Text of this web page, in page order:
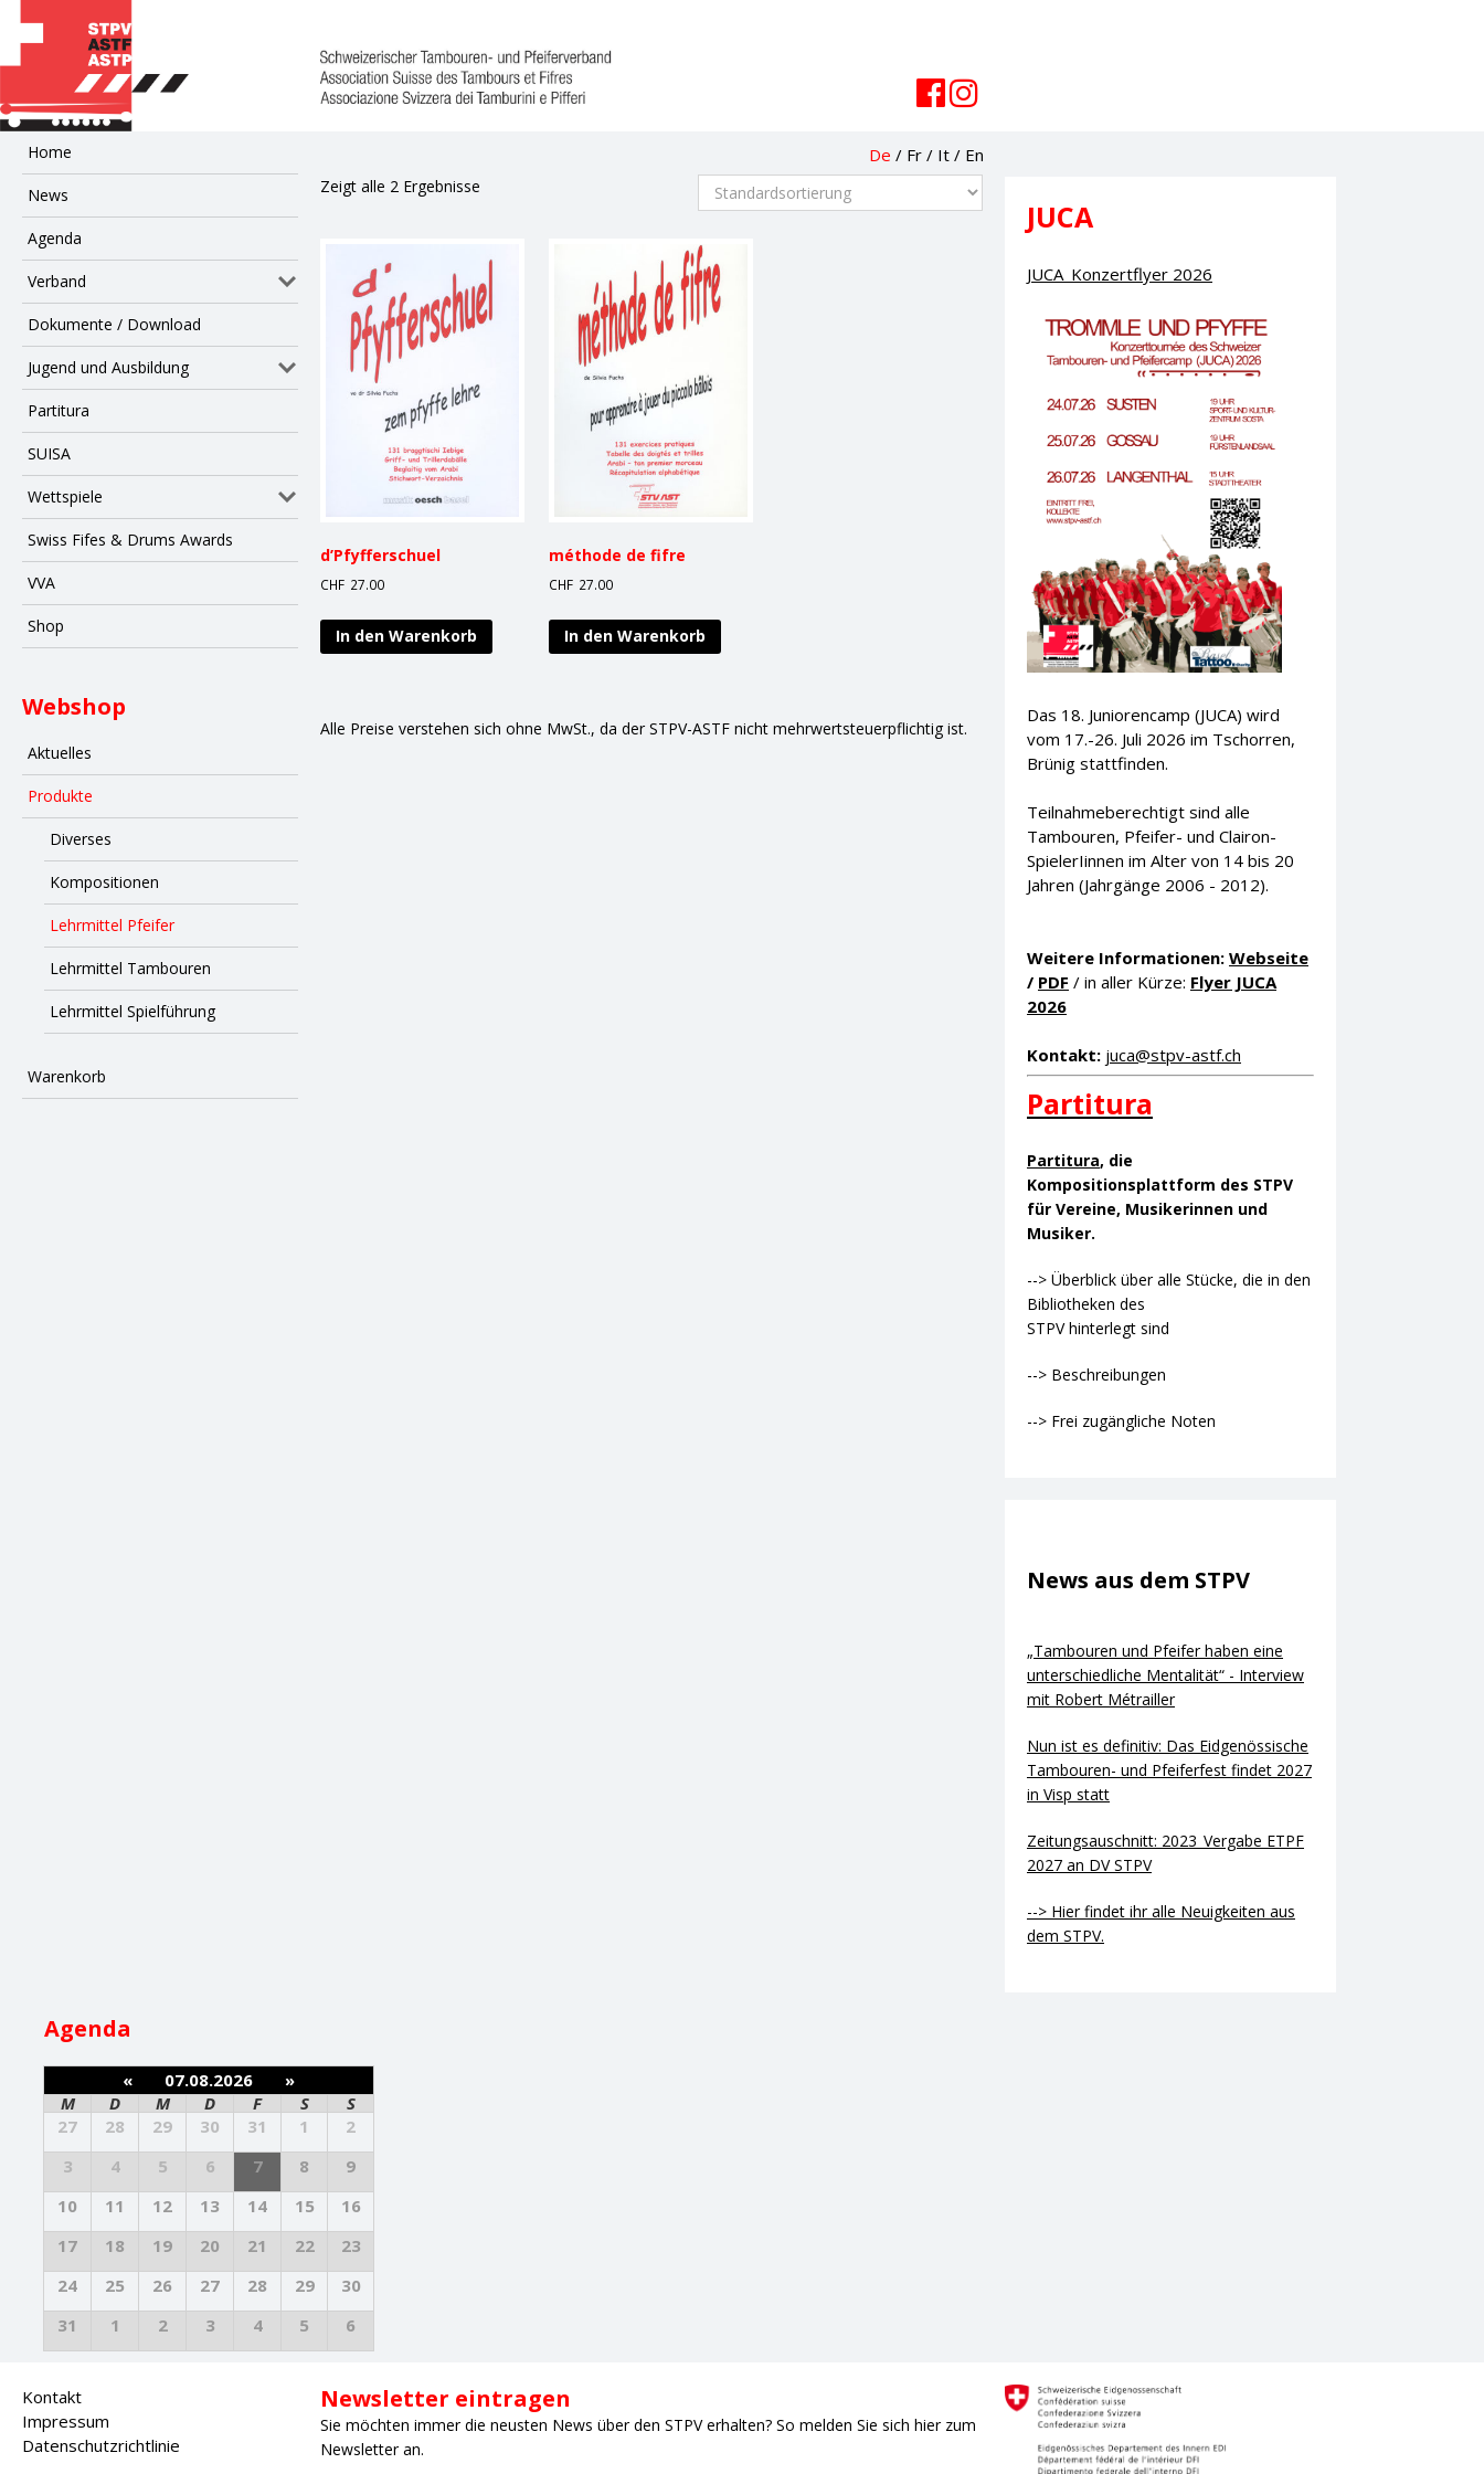
Home
News
Agenda
Verband
Dokumente / Download
Jugend und Ausbildung
Partitura
SUISA
Wettspiele
Swiss Fifes & Drums Awards
VVA
Shop
Webshop
Aktuelles
Produkte
Diverses
Kompositionen
Lehrmittel Pfeifer
Lehrmittel Tambouren
Lehrmittel Spielführung
Warenkorb
De / Fr / It / En
Zeigt alle 2 Ergebnisse
d’Pfyfferschuel
CHF 27.00
In den Warenkorb
méthode de fifre
CHF 27.00
In den Warenkorb
Alle Preise verstehen sich ohne MwSt., da der STPV-ASTF nicht mehrwertsteuerpflichtig ist.
JUCA
JUCA_Konzertflyer 2026
Das 18. Juniorencamp (JUCA) wird
vom 17.-26. Juli 2026 im Tschorren,
Brünig stattfinden.
Teilnahmeberechtigt sind alle
Tambouren, Pfeifer- und Clairon-
SpielerIinnen im Alter von 14 bis 20
Jahren (Jahrgänge 2006 - 2012).
Weitere Informationen: Webseite
/ PDF / in aller Kürze: Flyer JUCA
2026
Kontakt: juca@stpv-astf.ch
Partitura
Partitura, die
Kompositionsplattform des STPV
für Vereine, Musikerinnen und
Musiker.
--> Überblick über alle Stücke, die in den
Bibliotheken des
STPV hinterlegt sind
--> Beschreibungen
--> Frei zugängliche Noten
News aus dem STPV
„Tambouren und Pfeifer haben eine
unterschiedliche Mentalität“ - Interview
mit Robert Métrailler
Nun ist es definitiv: Das Eidgenössische
Tambouren- und Pfeiferfest findet 2027
in Visp statt
Zeitungsauschnitt: 2023_Vergabe ETPF
2027 an DV STPV
--> Hier findet ihr alle Neuigkeiten aus
dem STPV.
Agenda
« 07.08.2026
»
M
D M D F S
S
27
28 29 30 31 1
2
3
4 5 6 7 8
9
10
11 12 13 14 15
16
17
18 19 20 21 22
23
24
25 26 27 28 29
30
31
1 2 3 4 5 6
Kontakt
Impressum
Datenschutzrichtlinie
Newsletter eintragen
Sie möchten immer die neusten News über den STPV erhalten? So melden Sie sich hier zum
Newsletter an.